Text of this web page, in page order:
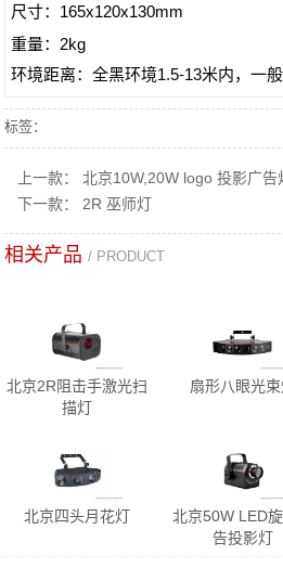
尺寸：165x120x130mm
重量：2kg
环境距离：全黑环境1.5-13米内，一
标签：
上一款： 北京10W,20W logo 投影广告
下一款： 2R 巫师灯
相关产品/ PRODUCT
北京2R阻击手激光扫
描灯
扇形八眼光
北京四头月花灯
北京50W LED
告投影灯